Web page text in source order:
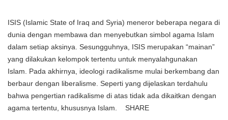
ISIS (Islamic State of Iraq and Syria) meneror beberapa negara di
dunia dengan membawa dan menyebutkan simbol agama Islam
dalam setiap aksinya. Sesungguhnya, ISIS merupakan “mainan”
yang dilakukan kelompok tertentu untuk menyalahgunakan
Islam. Pada akhirnya, ideologi radikalisme mulai berkembang dan
berbaur dengan liberalisme. Seperti yang dijelaskan terdahulu
bahwa pengertian radikalisme di atas tidak ada dikaitkan dengan
agama tertentu, khususnya Islam. SHARE